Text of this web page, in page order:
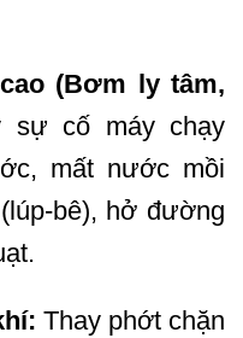
(Bơm ly tâm,
sự cố máy chạy
mất nước mồi
bê), hở đường
Thay phớt chặn